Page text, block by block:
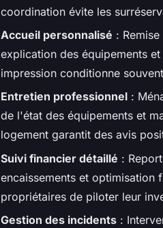
coordination évite les
Accueil personnalisé :
explication des équipements
impression conditionne
Entretien professionnel :
de l'état des équipements et
logement garantit des avis
Suivi financier détaillé :
encaissements et optimisation
propriétaires de piloter leur
Gestion des incidents :